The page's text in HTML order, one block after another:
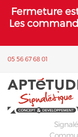
Fermeture
Les
05 56 67 68 01